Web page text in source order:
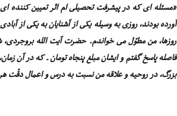
«مسئله اى که در پیشرفت تحصیلى ام اثر تعیین کننده
آورده بودند، روزى به وسیله یکى از آشنایان به یکى از
روزها، من مطوّل مى خواندم. حضرت آیت الله بروجردى،
فاصله پاسخ گفتم و ایشان مبلغ پنجاه تومان ـ که در آن
بزرگ، در روحیه و علاقه من نسبت به درس و اعمال دقّت